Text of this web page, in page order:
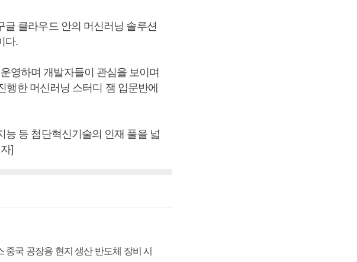
클라우드 안의 머신러닝 솔루션
다.
영하며 개발자들이 관심을 보이며
한 머신러닝 스터디 잼 입문반에
능 등 첨단혁신기술의 인재 풀을 넓
]
중국 공장용 현지 생산 반도체 장비 시